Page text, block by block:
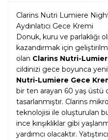
Clarins Nutri Lumiere
Aydınlatıcı Gece Kremi
Donuk, kuru ve parlaklığı
kazandırmak için
olan Clarins Nutri-
cildinizi gece boyunca
Nutri-Lumiere Gece
bir ten arayan 60 yaş üstü
tasarlanmıştır. Clarins
teknolojisi ile oluşturulan
ince kırışıklıklar gibi
yardımcı olacaktır.